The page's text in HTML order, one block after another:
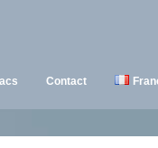
Contact